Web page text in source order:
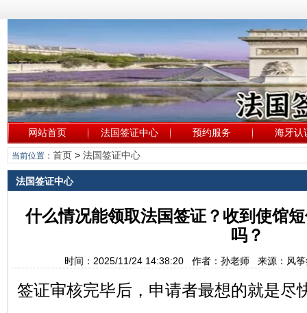
网站首页 法国签证中心 预约服务 海牙认
当前位置： 首页> 法国签证中心
法国签证中心
什么情况能领取法国签证？收到使馆
吗？
时间：2025/11/24 14:38:20 作者：孙老师 来源：风
签证审核完毕后，申请者最想的就是尽